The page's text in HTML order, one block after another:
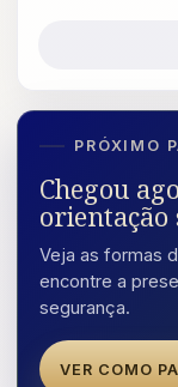
PRÓXIMO
Chegou
orientação
Veja as formas
encontre a
segurança.
VER COMO